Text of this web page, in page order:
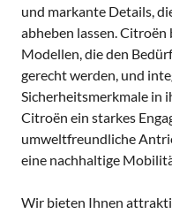
und markante Details,
abheben lassen.
Modellen, die den
gerecht werden, und
Sicherheitsmerkmale in
Citroën ein starkes
umweltfreundliche
eine nachhaltige
Wir bieten Ihnen